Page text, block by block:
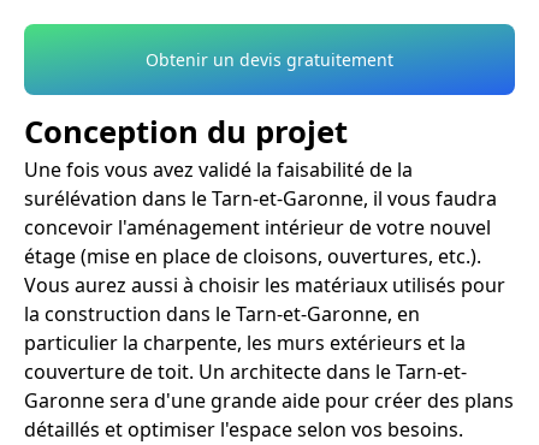
Obtenir un devis gratuitement
Conception du projet
Une fois vous avez validé la faisabilité de la
surélévation dans le Tarn-et-Garonne, il vous faudra
concevoir l'aménagement intérieur de votre nouvel
étage (mise en place de cloisons, ouvertures, etc.).
Vous aurez aussi à choisir les matériaux utilisés pour
la construction dans le Tarn-et-Garonne, en
particulier la charpente, les murs extérieurs et la
couverture de toit. Un architecte dans le Tarn-et-
Garonne sera d'une grande aide pour créer des plans
détaillés et optimiser l'espace selon vos besoins.